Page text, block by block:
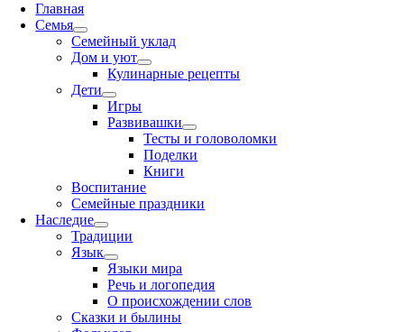
Главная
Семья
Семейный уклад
Дом и уют
Кулинарные рецепты
Дети
Игры
Развивашки
Тесты и головоломки
Поделки
Книги
Воспитание
Семейные праздники
Наследие
Традиции
Язык
Языки мира
Речь и логопедия
О происхождении слов
Сказки и былины